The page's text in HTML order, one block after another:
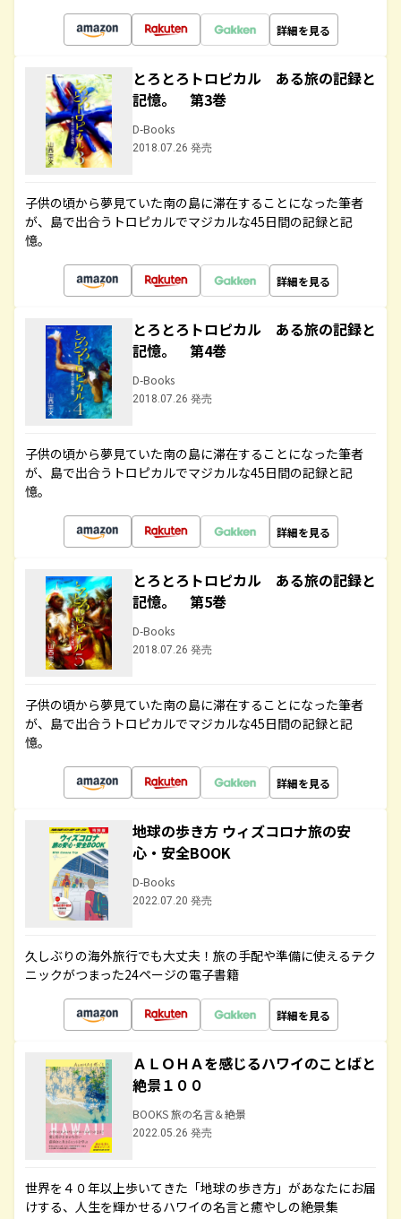
詳細を見る
とろとろトロピカル ある旅の記録と
記憶。 第3巻
D-Books
2018.07.26 発売
子供の頃から夢見ていた南の島に滞在することになった筆者
が、島で出合うトロピカルでマジカルな45日間の記録と記
憶。
詳細を見る
とろとろトロピカル ある旅の記録と
記憶。 第4巻
D-Books
2018.07.26 発売
子供の頃から夢見ていた南の島に滞在することになった筆者
が、島で出合うトロピカルでマジカルな45日間の記録と記
憶。
詳細を見る
とろとろトロピカル ある旅の記録と
記憶。 第5巻
D-Books
2018.07.26 発売
子供の頃から夢見ていた南の島に滞在することになった筆者
が、島で出合うトロピカルでマジカルな45日間の記録と記
憶。
詳細を見る
地球の歩き方 ウィズコロナ旅の安
心・安全BOOK
D-Books
2022.07.20 発売
久しぶりの海外旅行でも大丈夫！旅の手配や準備に使えるテク
ニックがつまった24ページの電子書籍
詳細を見る
ＡＬＯＨＡを感じるハワイのことばと
絶景１００
BOOKS 旅の名言＆絶景
2022.05.26 発売
世界を４０年以上歩いてきた「地球の歩き方」があなたにお届
けする、人生を輝かせるハワイの名言と癒やしの絶景集